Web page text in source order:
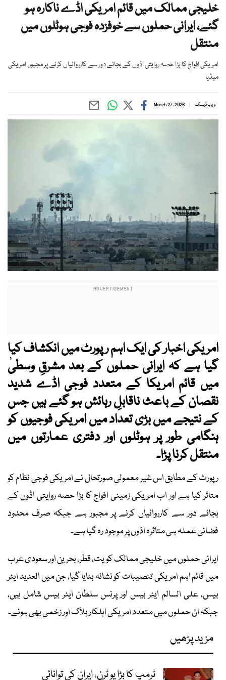
خلیجی ممالک میں قائم امریکی اڈے ناکارہ ہو
گئے، ایرانی حملوں سے خوفزدہ فوجی ہوٹلوں میں
منتقل
امریکی افواج کا بڑا حصہ روایتی اڈوں کے بجائے دور سے کارروائیاں کرنے پر مجبور، امریکی
میڈیا
ویب ڈیسک March 27, 2026
امریکی اخبار کی ایک اہم رپورٹ میں انکشاف کیا
گیا ہے کہ ایرانی حملوں کے بعد مشرقِ وسطیٰ
میں قائم امریکا کے متعدد فوجی اڈے شدید
نقصان کے باعث ناقابلِ رہائش ہو گئے ہیں جس
کے نتیجے میں بڑی تعداد میں امریکی فوجیوں کو
ہنگامی طور پر ہوٹلوں اور دفتری عمارتوں میں
منتقل کرنا پڑا۔
رپورٹ کے مطابق اس غیر معمولی صورتحال نے امریکی فوجی نظام کو
متاثر کیا ہے اور اب امریکی زمینی افواج کا بڑا حصہ روایتی اڈوں کے
بجائے دور سے کارروائیاں کرنے پر مجبور ہے جبکہ صرف محدود
فضائی عملہ ہی متاثرہ اڈوں پر موجود رہ گیا ہے۔
ایرانی حملوں میں خلیجی ممالک کویت، قطر، بحرین اور سعودی عرب
میں قائم اہم امریکی تنصیبات کو نشانہ بنایا گیا، جن میں العدید ایئر
بیس، علی السالم ایئر بیس اور پرنس سلطان ایئر بیس شامل ہیں،
جبکہ ان حملوں میں متعدد امریکی اہلکار ہلاک اور زخمی بھی ہوئے۔
مزید پڑھیں
ٹرمپ کا بڑا یو ٹرن، ایران کی توانائی